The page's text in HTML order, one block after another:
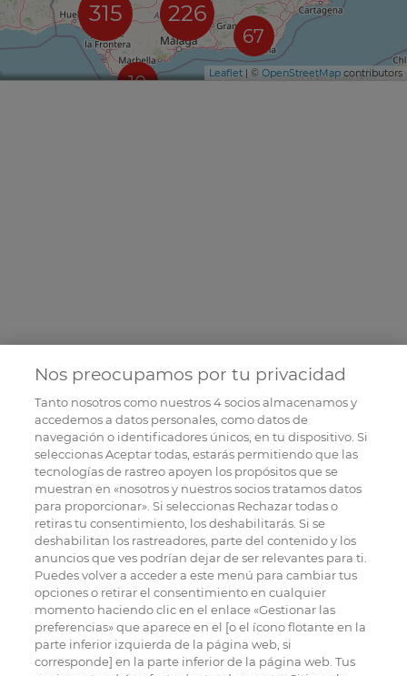
10
226
315
67
Leaflet | © OpenStreetMap contributors
Nos preocupamos por tu privacidad
Tanto nosotros como nuestros4socios almacenamos y
accedemos a datos personales, como datos de
navegación o identificadores únicos, en tu dispositivo. Si
seleccionas Aceptar todas, estarás permitiendo que las
tecnologías de rastreo apoyen los propósitos que se
muestran en «nosotros y nuestros socios tratamos datos
para proporcionar». Si seleccionas Rechazar todas o
retiras tu consentimiento, los deshabilitarás. Si se
deshabilitan los rastreadores, parte del contenido y los
anuncios que ves podrían dejar de ser relevantes para ti.
Puedes volver a acceder a este menú para cambiar tus
opciones o retirar el consentimiento en cualquier
momento haciendo clic en el enlace «Gestionar las
preferencias» que aparece en el [o el ícono flotante en la
parte inferior izquierda de la página web, si
corresponde] en la parte inferior de la página web. Tus